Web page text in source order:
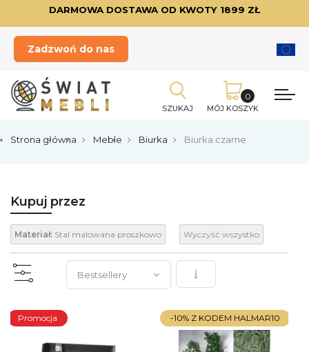
DARMOWA DOSTAWA OD KWOTY 1899 ZŁ
Zadzwoń do nas
SZUKAJ MÓJ KOSZYK
Strona główna Meble Biurka Biurka czarne
Kupuj przez
Materiał: Stal malowana proszkowo Wyczyść wszystko
Ustaw kierunek rosnący
Promocja -10% Z KODEM HALMAR10